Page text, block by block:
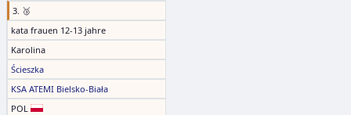
3. 🥉
kata frauen 12-13 jahre
Karolina
Ścieszka
KSA ATEMI Bielsko-Biała
POL